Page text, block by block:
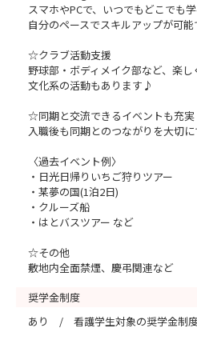
スマホやPCで、いつでもどこでも
自分のペースでスキルアップが可能
☆クラブ活動支援
野球部・ボディメイク部など、楽し
文化系の活動もあります♪
☆同期と交流できるイベントも充実
入職後も同期とのつながりを大切
〈過去イベント例〉
・日光日帰りいちご狩りツアー
・某夢の国(1泊2日)
・クルーズ船
・はとバスツアー など
☆その他
敷地内全面禁煙、慶弔関連など
奨学金制度
あり / 看護学生対象の奨学金制度